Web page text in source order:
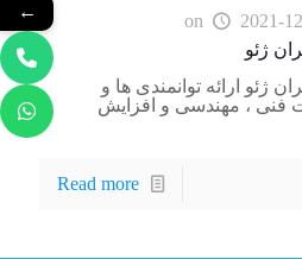
on
2021-
ژئو
ژئو ارائه توانمندى ها و
فنی ، مهندسی و افزایش
Read more
←